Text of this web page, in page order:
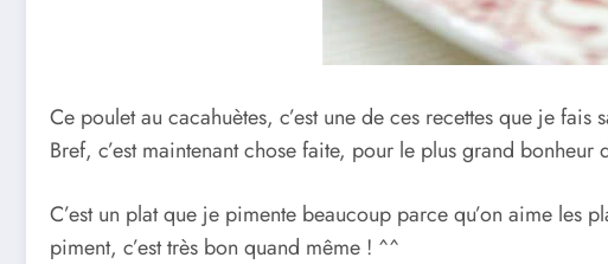
Ce poulet au cacahuètes, c’est une de ces recettes que je
Bref, c’est maintenant chose faite, pour le plus grand
C’est un plat que je pimente beaucoup parce qu’on aime les
piment, c’est très bon quand même ! ^^